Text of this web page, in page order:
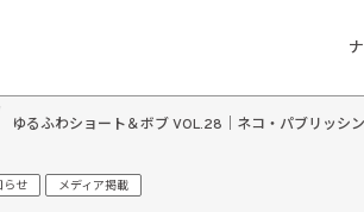
らせ メディア掲載
ゆるふわショート＆ボブ VOL.28｜ネコ・パブリッシ